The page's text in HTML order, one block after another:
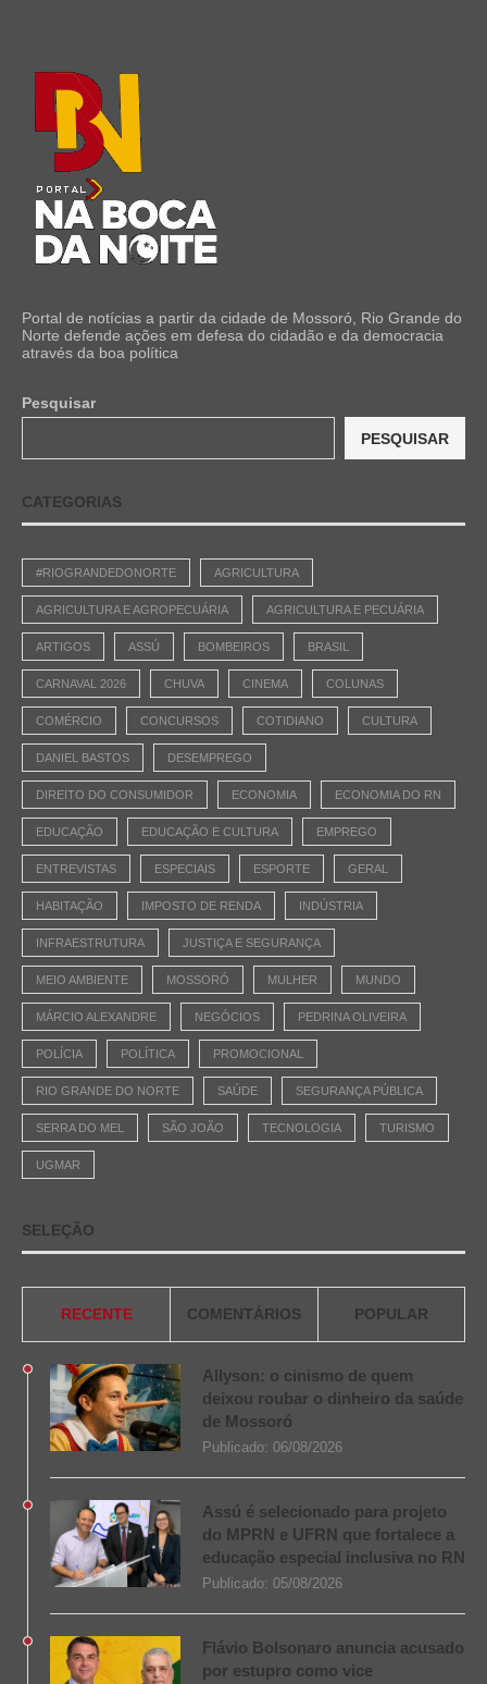
Portal de notícias a partir da cidade de Mossoró, Rio Grande do
Norte defende ações em defesa do cidadão e da democracia
através da boa política
Pesquisar
PESQUISAR
CATEGORIAS
#RIOGRANDEDONORTE AGRICULTURA
AGRICULTURA E AGROPECUÁRIA AGRICULTURA E PECUÁRIA
ARTIGOS ASSÚ BOMBEIROS BRASIL
CARNAVAL 2026 CHUVA CINEMA COLUNAS
COMÉRCIO CONCURSOS COTIDIANO CULTURA
DANIEL BASTOS DESEMPREGO
DIREITO DO CONSUMIDOR ECONOMIA ECONOMIA DO RN
EDUCAÇÃO EDUCAÇÃO E CULTURA EMPREGO
ENTREVISTAS ESPECIAIS ESPORTE GERAL
HABITAÇÃO IMPOSTO DE RENDA INDÚSTRIA
INFRAESTRUTURA JUSTIÇA E SEGURANÇA
MEIO AMBIENTE MOSSORÓ MULHER MUNDO
MÁRCIO ALEXANDRE NEGÓCIOS PEDRINA OLIVEIRA
POLÍCIA POLÍTICA PROMOCIONAL
RIO GRANDE DO NORTE SAÚDE SEGURANÇA PÚBLICA
SERRA DO MEL SÃO JOÃO TECNOLOGIA TURISMO
UGMAR
SELEÇÃO
RECENTE COMENTÁRIOS POPULAR
Allyson: o cinismo de quem
deixou roubar o dinheiro da saúde
de Mossoró
Publicado: 06/08/2026
Assú é selecionado para projeto
do MPRN e UFRN que fortalece a
educação especial inclusiva no RN
Publicado: 05/08/2026
Flávio Bolsonaro anuncia acusado
por estupro como vice